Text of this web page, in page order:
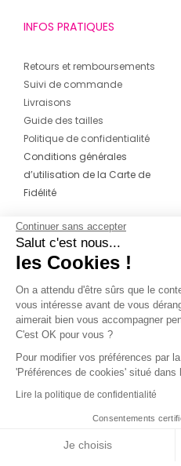
INFOS PRATIQUES
Retours et remboursements
Suivi de commande
Livraisons
Guide des tailles
Politique de confidentialité
Conditions générales
d’utilisation de la Carte de
Fidélité
CONTACT
04 42 20 78 42
Du lundi au jeudi de 8h30 à 16h30 & le
vendredi de 8h30 à 15h30
Continuer sans accepter
Salut c'est nous...
les Cookies !
On a attendu d'être sûrs que le
vous intéresse avant de vous
aimerait bien vous accompagner
C'est OK pour vous ?
Pour modifier vos préférences par
'Préférences de cookies' situé dans
Lire la politique de confidentialité
Consentements
Je choisis